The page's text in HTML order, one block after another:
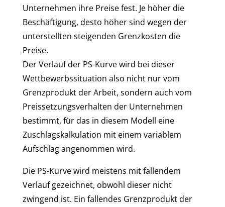
Unternehmen ihre Preise fest. Je höher die
Beschäftigung, desto höher sind wegen der
unterstellten steigenden Grenzkosten die
Preise.
Der Verlauf der PS-Kurve wird bei dieser
Wettbewerbssituation also nicht nur vom
Grenzprodukt der Arbeit, sondern auch vom
Preissetzungsverhalten der Unternehmen
bestimmt, für das in diesem Modell eine
Zuschlagskalkulation mit einem variablem
Aufschlag angenommen wird.
Die PS-Kurve wird meistens mit fallendem
Verlauf gezeichnet, obwohl dieser nicht
zwingend ist. Ein fallendes Grenzprodukt der